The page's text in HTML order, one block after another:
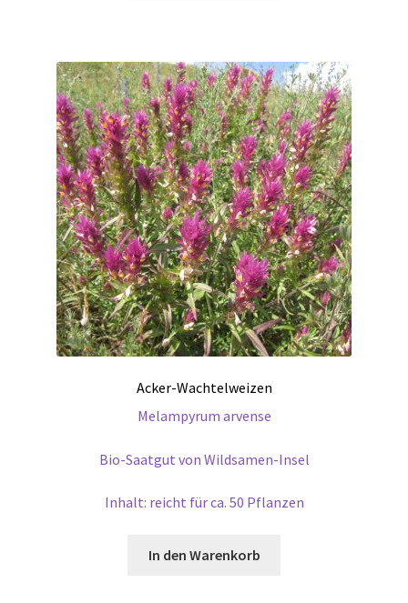
Acker-Wachtelweizen
Melampyrum arvense
Bio-Saatgut von Wildsamen-Insel
Inhalt: reicht für ca. 50 Pflanzen
In den Warenkorb